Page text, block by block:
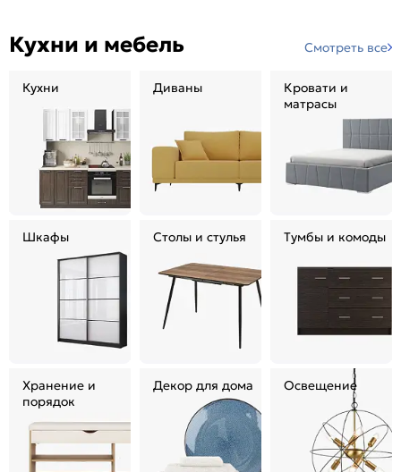
Кухни и мебель Смотреть все
Кухни Диваны
Кровати и
матрасы
Шкафы Столы и стулья Тумбы и комоды
Хранение и
порядок
Декор для дома Освещение